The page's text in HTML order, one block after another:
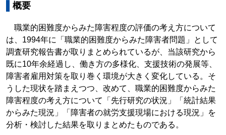
概要
職業的困難度からみた障害程度の評価の考え方について
は、1994年に「職業的困難度からみた障害者問題」として
調査研究報告書が取りまとめられているが、当該研究から
既に10年余経過し、働き方の多様化、支援技術の発展等、
障害者雇用対策を取り巻く環境が大きく変化している。そ
うした現状を踏まえつつ、改めて、職業的困難度からみた
障害程度の考え方について「先行研究の状況」「統計結果
からみた現況」「障害者の就労支援現場における現況」を
分析・検討した結果を取りまとめたものである。